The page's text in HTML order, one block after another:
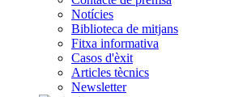
Notícies
Biblioteca de mitjans
Fitxa informativa
Casos d'èxit
Articles tècnics
Newsletter